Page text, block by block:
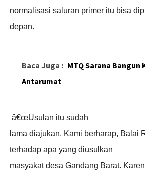
normalisasi saluran primer itu bisa
depan.
Baca Juga : MTQ Sarana Bangun
Antarumat
â€œUsulan itu sudah
lama diajukan. Kami berharap, Balai
terhadap apa yang diusulkan
masyakat desa Gandang Barat.